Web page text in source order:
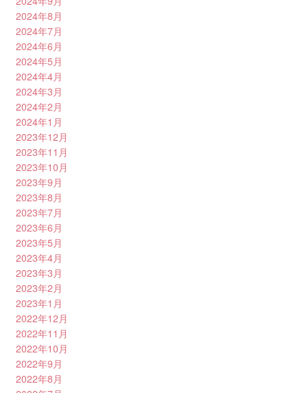
2024年8月
2024年7月
2024年6月
2024年5月
2024年4月
2024年3月
2024年2月
2024年1月
2023年12月
2023年11月
2023年10月
2023年9月
2023年8月
2023年7月
2023年6月
2023年5月
2023年4月
2023年3月
2023年2月
2023年1月
2022年12月
2022年11月
2022年10月
2022年9月
2022年8月